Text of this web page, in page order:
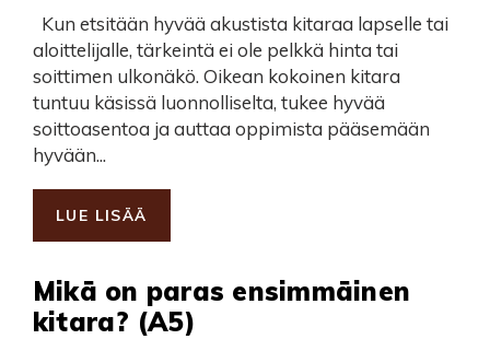
Kun etsitään hyvää akustista kitaraa lapselle tai
aloittelijalle, tärkeintä ei ole pelkkä hinta tai
soittimen ulkonäkö. Oikean kokoinen kitara
tuntuu käsissä luonnolliselta, tukee hyvää
soittoasentoa ja auttaa oppimista pääsemään
hyvään...
LUE LISÄÄ
Mikä on paras ensimmäinen
kitara? (A5)